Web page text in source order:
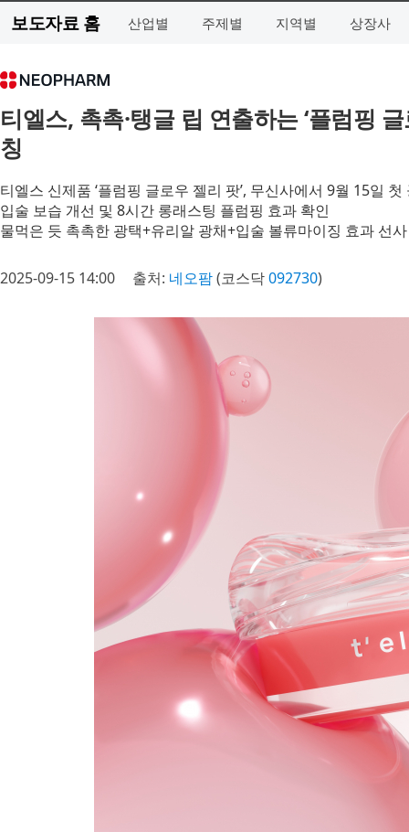
보도자료 홈 산업별 주제별 지역별 상장사
티엘스, 촉촉·탱글 립 연출하는 ‘플럼핑
칭
티엘스 신제품 ‘플럼핑 글로우 젤리 팟’, 무신사에서 9월 15일 첫
입술 보습 개선 및 8시간 롱래스팅 플럼핑 효과 확인
물먹은 듯 촉촉한 광택+유리알 광채+입술 볼류마이징 효과 선사
2025-09-15 14:00 출처: 네오팜(코스닥092730)